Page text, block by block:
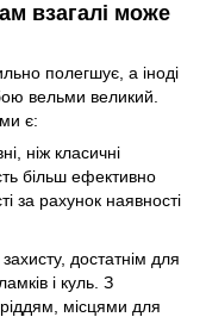
взагалі може
полегшує, а іноді
вельми великий.
є:
ніж класичні
більш ефективно
за рахунок наявності
достатнім для
і куль. З
місцями для